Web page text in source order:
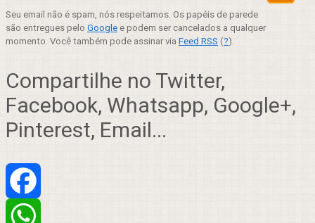
Seu email não é spam, nós respeitamos. Os papéis de parede
são entregues pelo Google e podem ser cancelados a qualquer
momento. Você também pode assinar via Feed RSS (?).
Compartilhe no Twitter,
Facebook, Whatsapp, Google+,
Pinterest, Email...
Facebook